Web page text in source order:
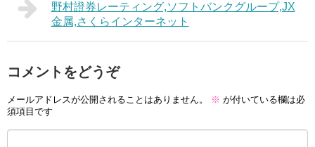
野村證券レーティング,ソフトバンクグループ,JX
金属,さくらインターネット
コメントをどうぞ
メールアドレスが公開されることはありません。 ※ が付いている欄は必
須項目です